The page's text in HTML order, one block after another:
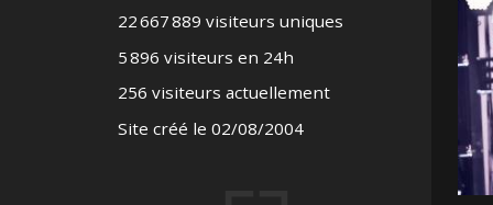
22 667 889 visiteurs uniques
5 896 visiteurs en 24h
256 visiteurs actuellement
Site créé le 02/08/2004